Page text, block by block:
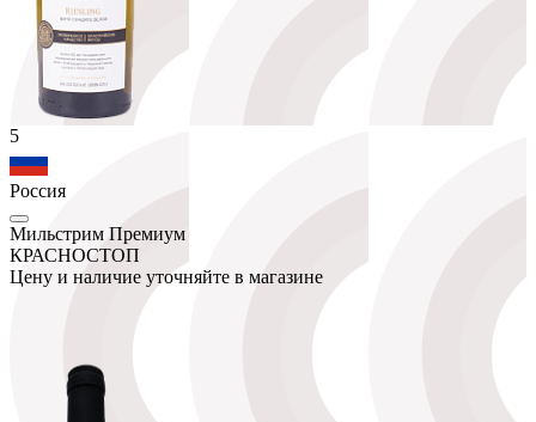
5
Россия
Мильстрим Премиум
КРАСНОСТОП
Цену и наличие уточняйте в магазине